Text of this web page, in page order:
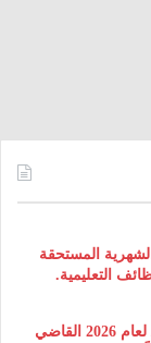
المستحقة
التعليمية.
الرئيس “أحمد الشرع” يصدر المرسوم رقم /162/ لعام 2026 ‌القاضي